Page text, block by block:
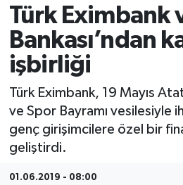
Türk Eximbank
Bankası’ndan
işbirliği
Türk Eximbank, 19 Mayıs
ve Spor Bayramı vesilesiyle
genç girişimcilere özel bir
geliştirdi.
01.06.2019 - 08:00
ETKİNLİK
GÜNCEL
HABERLER
KAPAK
OSB